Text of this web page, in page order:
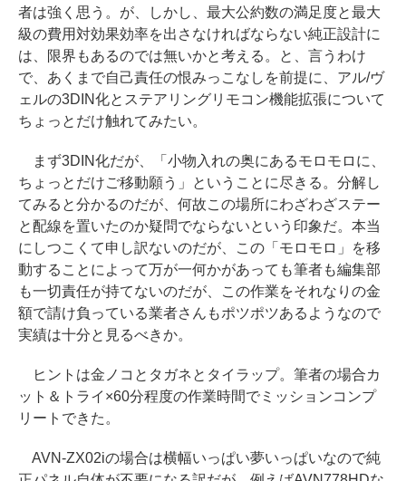
者は強く思う。が、しかし、最大公約数の満足度と最大
級の費用対効果効率を出さなければならない純正設計に
は、限界もあるのでは無いかと考える。と、言うわけ
で、あくまで自己責任の恨みっこなしを前提に、アル/ヴ
ェルの3DIN化とステアリングリモコン機能拡張について
ちょっとだけ触れてみたい。
まず3DIN化だが、「小物入れの奥にあるモロモロに、
ちょっとだけご移動願う」ということに尽きる。分解し
てみると分かるのだが、何故この場所にわざわざステー
と配線を置いたのか疑問でならないという印象だ。本当
にしつこくて申し訳ないのだが、この「モロモロ」を移
動することによって万が一何かがあっても筆者も編集部
も一切責任が持てないのだが、この作業をそれなりの金
額で請け負っている業者さんもポツポツあるようなので
実績は十分と見るべきか。
ヒントは金ノコとタガネとタイラップ。筆者の場合カ
ット＆トライ×60分程度の作業時間でミッションコンプ
リートできた。
AVN-ZX02iの場合は横幅いっぱい夢いっぱいなので純